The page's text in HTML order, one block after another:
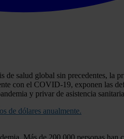
salud global sin precedentes, la
con el COVID-19, exponen las
y privar de asistencia
de dólares anualmente.
Más de 200.000 personas